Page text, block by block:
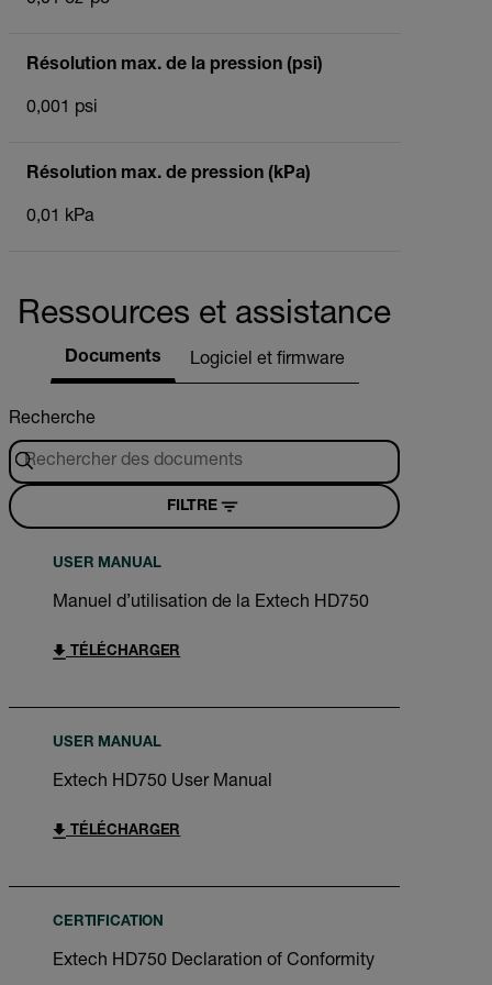
Résolution max. de la pression (psi)
0,001 psi
Résolution max. de pression (kPa)
0,01 kPa
Ressources et assistance
Documents Logiciel et firmware
Recherche
FILTRE
USER MANUAL
Manuel d’utilisation de la Extech HD750
TÉLÉCHARGER
USER MANUAL
Extech HD750 User Manual
TÉLÉCHARGER
CERTIFICATION
Extech HD750 Declaration of Conformity